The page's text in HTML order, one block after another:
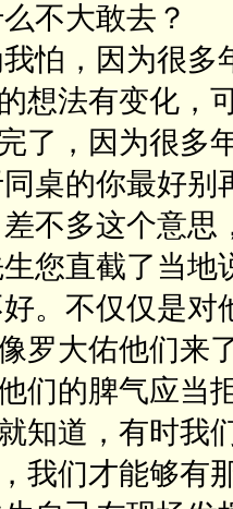
不大敢去？
怕，因为很
想法有变化，
了，因为很多
桌的你最好别
不多这个意思
您直截了当地
。不仅仅是
罗大佑他们来
们的脾气应当
知道，有时我
我们才能够有